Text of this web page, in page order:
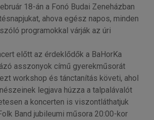
18-án a Fonó Budai Zeneházban
ahova egész napos, minden
programokkal várják az úri
előtt az érdeklődők a BaHorKa
asszonyok című gyerekműsorát
workshop és tánctanítás követi, ahol
legjava húzza a talpalávalót
a koncerten is viszontláthatjuk
Band jubileumi műsora 20:00-kor